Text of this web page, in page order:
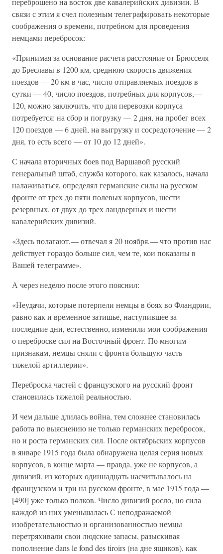
связи с этим я счел полезным телеграфировать некоторые
соображения о времени, потребном для проведения
немцами перебросок:
«Принимая за основание расчета расстояние от Брюсселя
до Бреславы в 1200 км, среднюю скорость движения
поездов — 20 км в час, число отправляемых поездов в
сутки — 40, число поездов, потребных для корпусов,—
120, можно заключить, что для перевозки корпуса
потребуется: на сбор и погрузку — 2 дня, на пробег всех
120 поездов — 6 дней, на выгрузку и сосредоточение — 2
дня, то есть всего — от 10 до 12 дней».
С начала вторичных боев под Варшавой русский
генеральный штаб, служба которого, как казалось, начала
налаживаться, определял германские силы на русском
фронте от трех до пяти полевых корпусов, шести
резервных, от двух до трех ландверных и шести
кавалерийских дивизий.
«Здесь полагают,— отвечал я 20 ноября,— что против нас
действует гораздо больше сил, чем те, кои показаны в
Вашей телеграмме».
А через неделю после этого пояснил:
«Неудачи, которые потерпели немцы в боях во Фландрии,
равно как и временное затишье, наступившее за
последние дни, естественно, изменили мои соображения
о переброске сил на Восточный фронт. По многим
признакам, немцы сняли с фронта большую часть
тяжелой артиллерии».
Переброска частей с французского на русский фронт
становилась тяжелой реальностью.
И чем дальше длилась война, тем сложнее становилась
работа по выяснению не только германских перебросок,
но и роста германских сил. После октябрьских корпусов
в январе 1915 года была обнаружена целая серия новых
корпусов, в конце марта — правда, уже не корпусов, а
дивизий, из которых одиннадцать насчитывалось на
французском и три на русском фронте, в мае 1915 года —
[490] уже только полков. Число дивизий росло, но сила
каждой из них уменьшалась С неподражаемой
изобретательностью и организованностью немцы
перетряхивали свои людские запасы, разыскивая
пополнение dans le fond des tiroirs (на дне ящиков), как